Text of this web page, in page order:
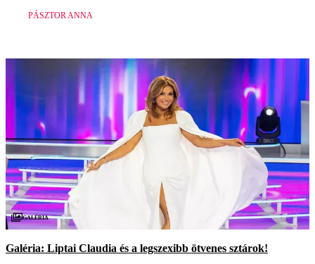
PÁSZTOR ANNA
Galéria
Galéria: Liptai Claudia és a legszexibb ötvenes sztárok!